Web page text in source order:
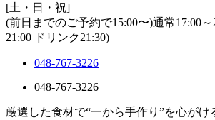
[土・日・祝]
(前日までのご予約で15:00〜)通常17:00
21:00 ドリンク21:30)
048-767-3226
048-767-3226
厳選した食材で“一から手作り”を心がけ